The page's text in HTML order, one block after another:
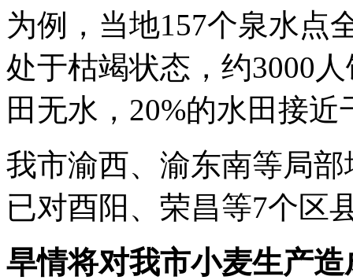
为例，当地157个泉水点
处于枯竭状态，约3000
田无水，20%的水田接近
我市渝西、渝东南等局
已对酉阳、荣昌等7个区
旱情将对我市小麦生产